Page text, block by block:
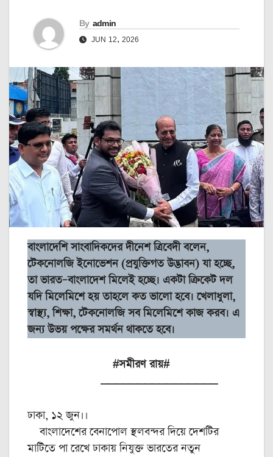
By admin
JUN 12, 2026
বাংলাদেশি সাংবাদিকদের দীনেশ ত্রিবেদী বলেন,
টেকনোলজি ইনোভেশন (প্রযুক্তিগত উদ্ভাবন) যা হচ্ছে,
তা ভারত–বাংলাদেশ মিলেই হচ্ছে। একটা ক্রিকেট দল
যদি মিলেমিশে হয় তাহলে কত ভালো হবে। খেলাধুলা,
স্বাস্থ্য, শিক্ষা, টেকনোলজি সব মিলেমিশে কাজ করব। এ
জন্য উভয় পক্ষের সমর্থন থাকতে হবে।
#সমীরণ রায়#
________________
ঢাকা, ১২ জুন।।
বাংলাদেশের বেনাপোল স্থলবন্দর দিয়ে দেশটির
মাটিতে পা রেখে ঢাকায় নিযুক্ত ভারতের নতুন